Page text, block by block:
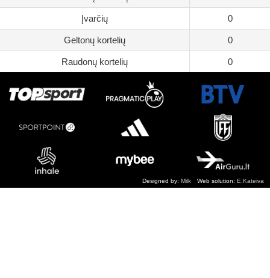
Įvarčių 0
Geltonų kortelių 0
Raudonų kortelių 0
Web solution: E.Kateiva
Designed by: Milk